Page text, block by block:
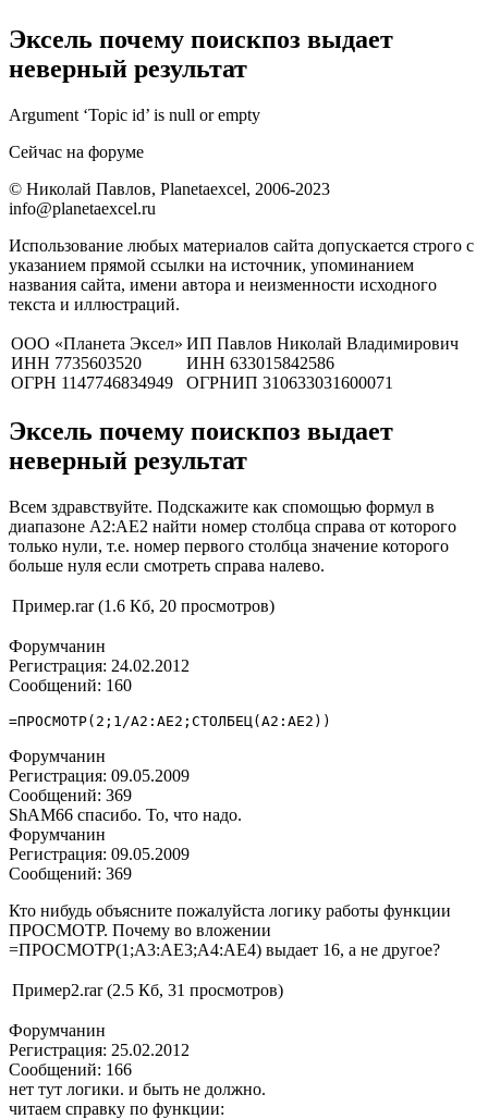
Эксель почему поискпоз выдает
неверный результат
Argument ‘Topic id’ is null or empty
Сейчас на форуме
© Николай Павлов, Planetaexcel, 2006-2023
info@planetaexcel.ru
Использование любых материалов сайта допускается строго с
указанием прямой ссылки на источник, упоминанием
названия сайта, имени автора и неизменности исходного
текста и иллюстраций.
ООО «Планета Эксел»
ИНН 7735603520
ОГРН 1147746834949
ИП Павлов Николай Владимирович
ИНН 633015842586
ОГРНИП 310633031600071
Эксель почему поискпоз выдает
неверный результат
Всем здравствуйте. Подскажите как спомощью формул в
диапазоне A2:AE2 найти номер столбца справа от которого
только нули, т.е. номер первого столбца значение которого
больше нуля если смотреть справа налево.
Пример.rar (1.6 Кб, 20 просмотров)
Форумчанин
Регистрация: 24.02.2012
Сообщений: 160
=ПРОСМОТР(2;1/A2:AE2;СТОЛБЕЦ(A2:AE2))
Форумчанин
Регистрация: 09.05.2009
Сообщений: 369
ShAM66 спасибо. То, что надо.
Форумчанин
Регистрация: 09.05.2009
Сообщений: 369
Кто нибудь объясните пожалуйста логику работы функции
ПРОСМОТР. Почему во вложении
=ПРОСМОТР(1;A3:AE3;A4:AE4) выдает 16, а не другое?
Пример2.rar (2.5 Кб, 31 просмотров)
Форумчанин
Регистрация: 25.02.2012
Сообщений: 166
нет тут логики. и быть не должно.
читаем справку по функции: